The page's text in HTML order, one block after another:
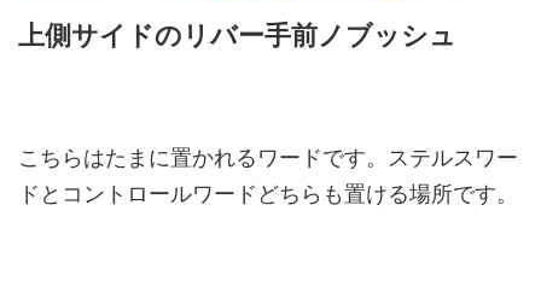
上側サイドのリバー手前ノブッシュ
こちらはたまに置かれるワードです。ステルスワー
ドとコントロールワードどちらも置ける場所です。